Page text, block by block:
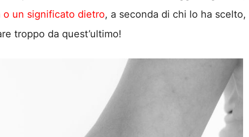
un significato dietro, a seconda di chi lo ha scelto,
troppo da quest’ultimo!